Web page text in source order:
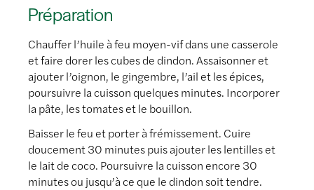
Préparation
Chauffer l’huile à feu moyen-vif dans une casserole
et faire dorer les cubes de dindon. Assaisonner et
ajouter l’oignon, le gingembre, l’ail et les épices,
poursuivre la cuisson quelques minutes. Incorporer
la pâte, les tomates et le bouillon.
Baisser le feu et porter à frémissement. Cuire
doucement 30 minutes puis ajouter les lentilles et
le lait de coco. Poursuivre la cuisson encore 30
minutes ou jusqu’à ce que le dindon soit tendre.